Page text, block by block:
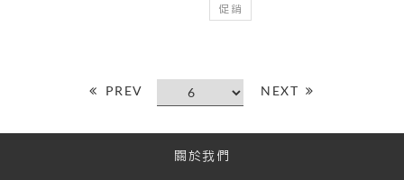
促銷
PREV NEXT
關於我們